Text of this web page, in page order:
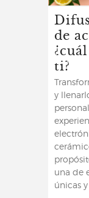
de
ti?
y
una de
únicas y